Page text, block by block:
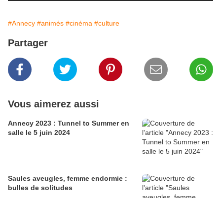
#Annecy #animés #cinéma #culture
Partager
Vous aimerez aussi
Annecy 2023 : Tunnel to Summer en
salle le 5 juin 2024
Saules aveugles, femme endormie :
bulles de solitudes